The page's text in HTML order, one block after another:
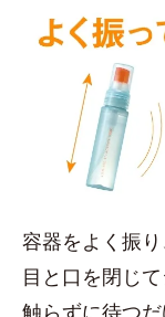
容器をよく振
目と口を閉じ